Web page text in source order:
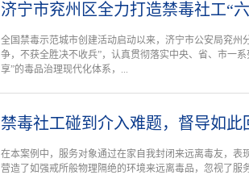
济宁市兖州区全力打造禁毒社工“
全国禁毒示范城市创建活动启动以来，济宁市公安局兖州
争，不获全胜决不收兵”，认真贯彻落实中央、省、市一
享”的毒品治理现代化体系，...
禁毒社工碰到介入难题，督导如此
在本案例中，服务对象通过在家自我封闭来远离毒友，表
营造了如强戒所般物理隔绝的环境来远离毒品，忽视了服